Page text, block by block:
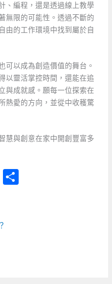
、編程，還是透過線上教學
無限的可能性。透過不斷的
由的工作環境中找到屬於自
可以成為創造價值的舞台。
以靈活掌控時間，還能在追
與成就感。願每一位探索在
熱愛的方向，並從中收穫驚
慧與創意在家中開創豐富多
G
l